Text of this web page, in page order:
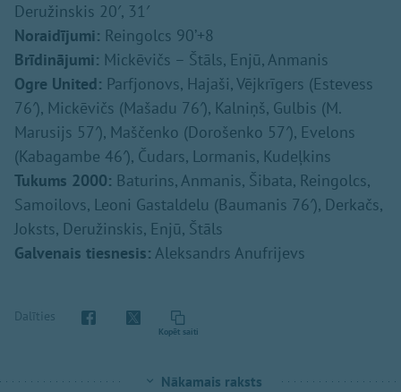
Deružinskis 20′, 31′
Noraidījumi: Reingolcs 90’+8
Brīdinājumi: Mickēvičs – Štāls, Enjū, Anmanis
Ogre United: Parfjonovs, Hajaši, Vējkrīgers (Estevess
76′), Mickēvičs (Mašadu 76′), Kalniņš, Gulbis (M.
Marusijs 57′), Maščenko (Dorošenko 57′), Evelons
(Kabagambe 46′), Čudars, Lormanis, Kudeļkins
Tukums 2000: Baturins, Anmanis, Šibata, Reingolcs,
Samoilovs, Leoni Gastaldelu (Baumanis 76′), Derkačs,
Joksts, Deružinskis, Enjū, Štāls
Galvenais tiesnesis: Aleksandrs Anufrijevs
Dalīties
Kopēt saiti
Nākamais raksts